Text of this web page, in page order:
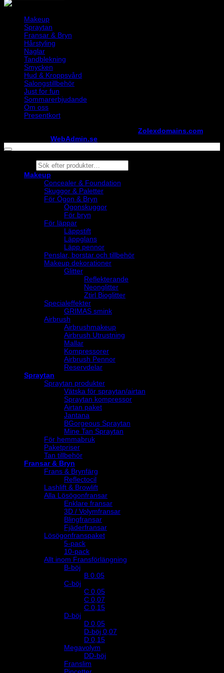
Makeup
Spraytan
Fransar & Bryn
Hårstyling
Naglar
Tandblekning
Smycken
Hud & Kroppsvård
Salongstillbehör
Just for fun
Sommarerbjudande
Om oss
Presentkort
Zolexdomains.com
WebAdmin.se
Products
search
Makeup
Concealer & Foundation
Skuggor & Paletter
För Ögon & Bryn
Ögonskuggor
För bryn
För läppar
Läppstift
Läppglans
Läpp pennor
Penslar, borstar och tillbehör
Makeup dekorationer
Glitter
Reflekterande
Neonglitter
Ztirl Bioglitter
Specialeffekter
GRIMAS smink
Airbrush
Airbrushmakeup
Airbrush Utrustning
Mallar
Kompressorer
Airbrush Pennor
Reservdelar
Spraytan
Spraytan produkter
Vätska för spraytan/airtan
Spraytan kompressor
Airtan paket
Jantana
BGorgeous Spraytan
Mine Tan Spraytan
För hemmabruk
Paketpriser
Tan tillbehör
Fransar & Bryn
Frans & Brynfärg
Reflectocil
Lashlift & Browlift
Alla Lösögonfransar
Enklare fransar
3D / Volymfransar
Blingfransar
Fjäderfransar
Lösögonfranspaket
5-pack
10-pack
Allt inom Fransförlängning
B-böj
B 0.05
C-böj
C 0,05
C 0,07
C 0,15
D-böj
D 0,05
D-böj 0,07
D 0,15
Megavolym
DD-böj
Franslim